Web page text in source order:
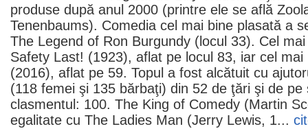
produse după anul 2000 (printre ele se află
Tenenbaums). Comedia cel mai bine plasată a
The Legend of Ron Burgundy (locul 33). Cel
Safety Last! (1923), aflat pe locul 83, iar cel
(2016), aflat pe 59. Topul a fost alcătuit cu
(118 femei şi 135 bărbaţi) din 52 de ţări şi de
clasmentul: 100. The King of Comedy (Martin
egalitate cu The Ladies Man (Jerry Lewis, 1...